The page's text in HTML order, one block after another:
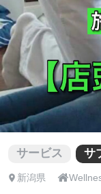
サービス サ
新潟県 